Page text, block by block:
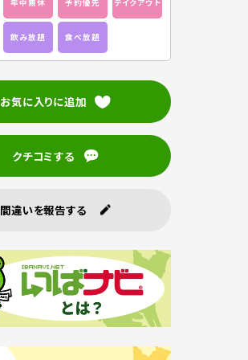
年中無休 予約優先 テイクアウト
飲み放題 食べ放題
お気に入りに追加
クチコミする
間違いを報告する